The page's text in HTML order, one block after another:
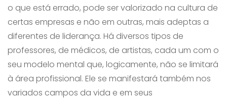
o que está errado, pode ser valorizado na cultura de
certas empresas e não em outras, mais adeptas a
diferentes de liderança. Há diversos tipos de
professores, de médicos, de artistas, cada um com o
seu modelo mental que, logicamente, não se limitará
à área profissional. Ele se manifestará também nos
variados campos da vida e em seus